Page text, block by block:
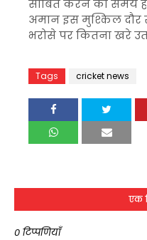
साबित करने का समय
अमान इस मुश्किल
भरोसे पर कितना खरे
Tags cricket news
एक
0 टिप्पणियाँ